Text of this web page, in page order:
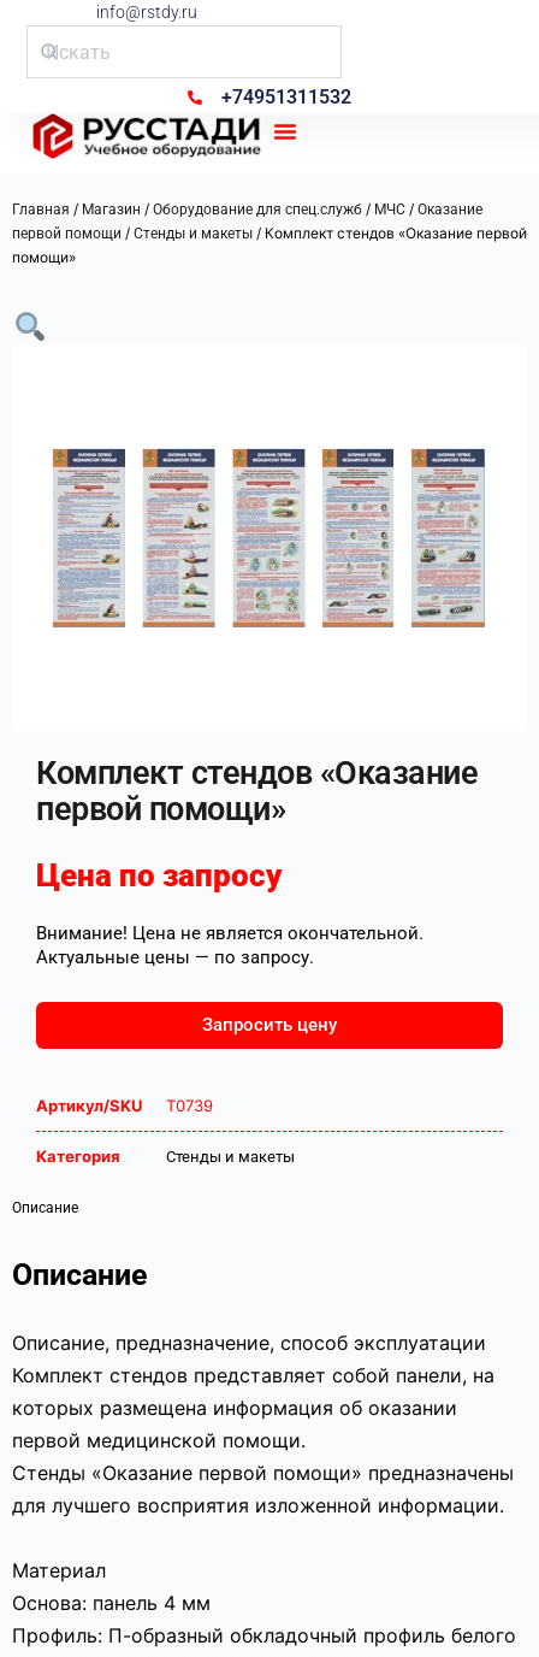
info@rstdy.ru
+74951311532
Главная / Магазин / Оборудование для спец.служб / МЧС / Оказание
первой помощи / Стенды и макеты / Комплект стендов «Оказание первой
помощи»
Комплект стендов «Оказание
первой помощи»
Цена по запросу
Внимание! Цена не является окончательной.
Актуальные цены — по запросу.
Запросить цену
Артикул/SKU Т0739
Категория Стенды и макеты
Описание
Описание
Описание, предназначение, способ эксплуатации
Комплект стендов представляет собой панели, на
которых размещена информация об оказании
первой медицинской помощи.
Стенды «Оказание первой помощи» предназначены
для лучшего восприятия изложенной информации.
Материал
Основа: панель 4 мм
Профиль: П-образный обкладочный профиль белого